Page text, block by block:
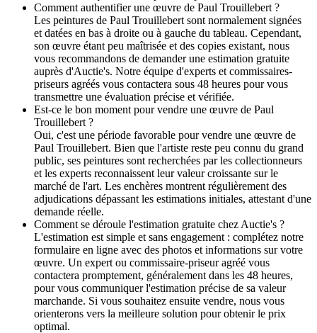
Comment authentifier une œuvre de Paul Trouillebert ?
Les peintures de Paul Trouillebert sont normalement signées
et datées en bas à droite ou à gauche du tableau. Cependant,
son œuvre étant peu maîtrisée et des copies existant, nous
vous recommandons de demander une estimation gratuite
auprès d'Auctie's. Notre équipe d'experts et commissaires-
priseurs agréés vous contactera sous 48 heures pour vous
transmettre une évaluation précise et vérifiée.
Est-ce le bon moment pour vendre une œuvre de Paul
Trouillebert ?
Oui, c'est une période favorable pour vendre une œuvre de
Paul Trouillebert. Bien que l'artiste reste peu connu du grand
public, ses peintures sont recherchées par les collectionneurs
et les experts reconnaissent leur valeur croissante sur le
marché de l'art. Les enchères montrent régulièrement des
adjudications dépassant les estimations initiales, attestant d'une
demande réelle.
Comment se déroule l'estimation gratuite chez Auctie's ?
L'estimation est simple et sans engagement : complétez notre
formulaire en ligne avec des photos et informations sur votre
œuvre. Un expert ou commissaire-priseur agréé vous
contactera promptement, généralement dans les 48 heures,
pour vous communiquer l'estimation précise de sa valeur
marchande. Si vous souhaitez ensuite vendre, nous vous
orienterons vers la meilleure solution pour obtenir le prix
optimal.